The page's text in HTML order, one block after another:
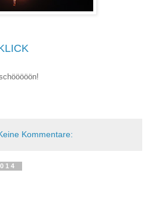
Kommentare: